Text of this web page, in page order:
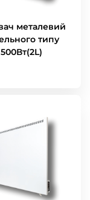
металевий
типу